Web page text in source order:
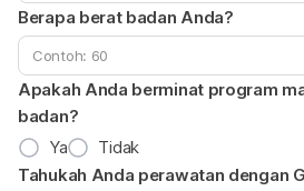
Berapa berat badan Anda?
Apakah Anda berminat program
badan?
Ya
Tidak
Tahukah Anda perawatan dengan